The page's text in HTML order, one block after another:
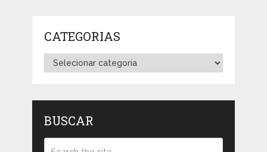
CATEGORIAS
Categorias
BUSCAR